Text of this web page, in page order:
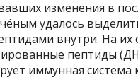
изменения в
удалось
внутри. На их
пептиды
иммунная система